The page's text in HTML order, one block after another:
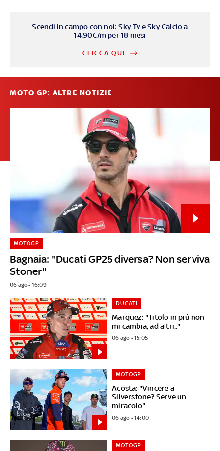
Scendi in campo con noi: Sky Tv e Sky Calcio a
14,90€/m per 18 mesi
CLICCA QUI
MOTO GP: ALTRE NOTIZIE
Bagnaia: "Ducati GP25 diversa? Non serviva
Stoner"
MOTOGP
06 ago - 16:09
Marquez: "Titolo in più non
mi cambia, ad altri.."
DUCATI
06 ago - 15:05
Acosta: "Vincere a
Silverstone? Serve un
miracolo"
MOTOGP
06 ago - 14:00
MOTOGP